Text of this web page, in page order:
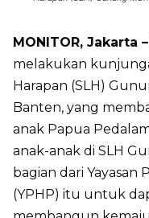
MONITOR, Jakarta –
melakukan
Harapan (SLH)
Banten, yang
anak Papua
anak-anak di SLH
bagian dari Yayasan
(YPHP) itu untuk